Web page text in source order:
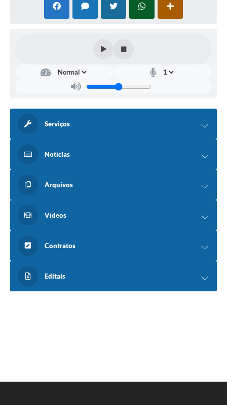
Serviços
Notícias
Arquivos
Vídeos
Contratos
Editais